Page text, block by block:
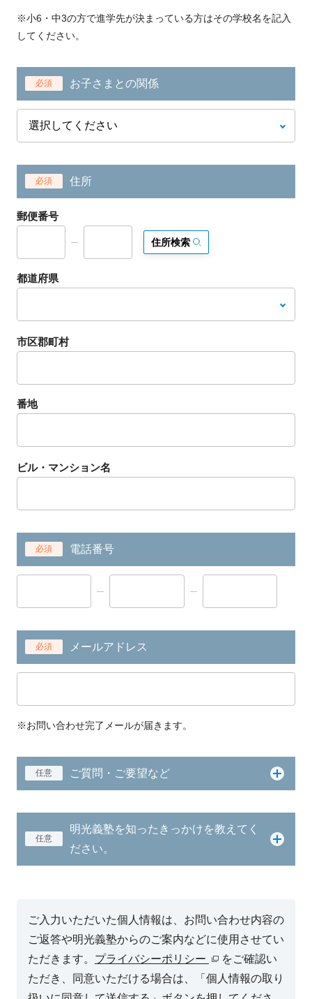
※小6・中3の方で進学先が決まっている方はその学校名を記入
してください。
必須 お子さまとの関係
必須 住所
郵便番号
住所検索
都道府県
市区郡町村
番地
ビル・マンション名
必須 電話番号
必須 メールアドレス
※お問い合わせ完了メールが届きます。
任意 ご質問・ご要望など
任意
明光義塾を知ったきっかけを教えてく
ださい。
ご入力いただいた個人情報は、お問い合わせ内容の
ご返答や明光義塾からのご案内などに使用させてい
ただきます。 プライバシーポリシー
をご確認い
ただき、同意いただける場合は、「個人情報の取り